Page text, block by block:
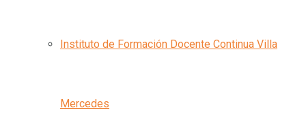
Instituto de Formación Docente Continua Villa
Mercedes